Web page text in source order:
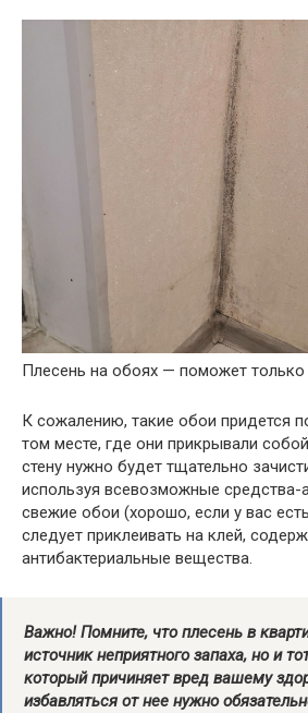
Плесень на обоях — поможет только
К сожалению, такие обои придется
том месте, где они прикрывали
стену нужно будет тщательно
используя всевозможные средства-
свежие обои (хорошо, если у вас
следует приклеивать на клей,
антибактериальные вещества.
Важно! Помните, что плесень в
источник неприятного запаха, но и
который причиняет вред вашему
избавляться от нее нужно